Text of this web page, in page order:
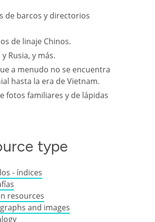
de barcos y directorios
de linaje Chinos.
Rusia, y más.
a menudo no se encuentra
hasta la era de Vietnam.
fotos familiares y de lápidas
type
- índices
resources
and images